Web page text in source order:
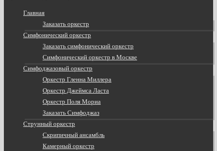
Главная
Заказать оркестр
Симфонический оркестр
Заказать симфонический оркестр
Симфонический оркестр в Москве
Симфоджазовый оркестр
Оркестр Гленна Миллера
Оркестр Джеймса Ласта
Оркестр Поля Мориа
Заказать Симфоджаз
Струнный оркестр
Скрипичный ансамбль
Камерный оркестр